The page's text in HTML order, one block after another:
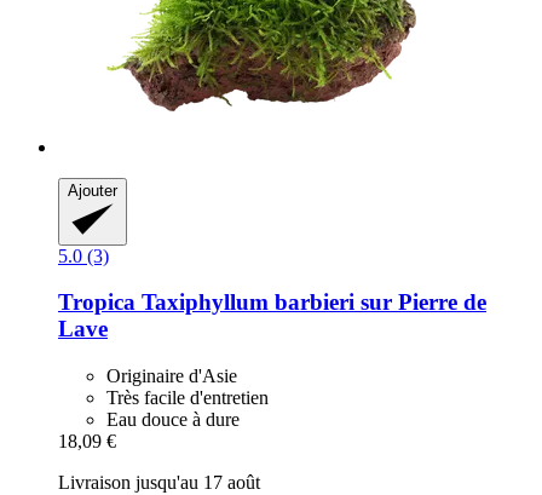
Ajouter
5.0 (3)
Tropica Taxiphyllum barbieri sur Pierre de
Lave
Originaire d'Asie
Très facile d'entretien
Eau douce à dure
18,09 €
Livraison jusqu'au 17 août